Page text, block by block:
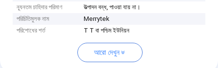
ন্যূনতম চাহিদার পরিমাণ
উত্পাদন বন্ধ, পাওয়া যায় না।
পরিচিতিমুলক নাম
Merrytek
পরিশোধের শর্ত
T T বা পশ্চিম ইউনিয়ন
আরো দেখুন